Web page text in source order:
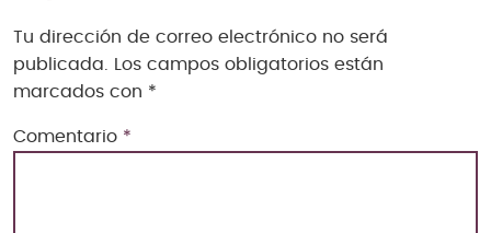
Tu dirección de correo electrónico no será
publicada.
Los campos obligatorios están
marcados con *
Comentario *